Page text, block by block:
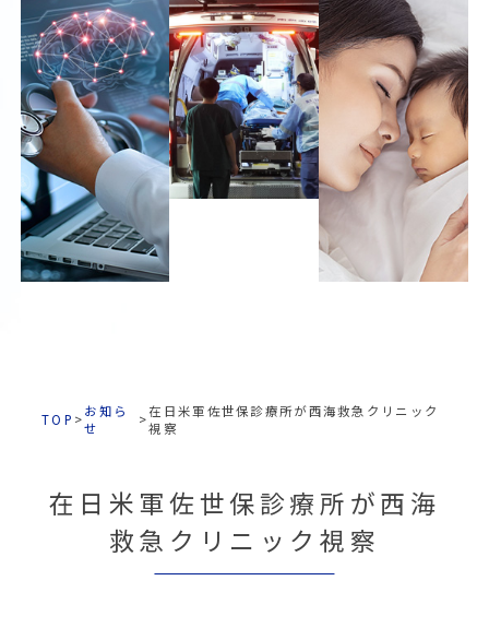
TOP >お知ら
せ
>在日米軍佐世保診療所が西海救急クリニック
視察
在日米軍佐世保診療所が西海
救急クリニック視察